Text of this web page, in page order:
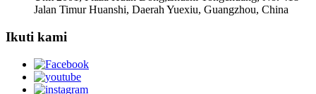
Jalan Timur Huanshi, Daerah Yuexiu, Guangzhou, China
Ikuti kami